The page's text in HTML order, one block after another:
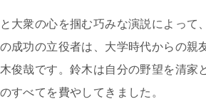
大衆の心を掴む巧みな演説によって
成功の立役者は、大学時代からの親
俊哉です。鈴木は自分の野望を清家
すべてを費やしてきました。